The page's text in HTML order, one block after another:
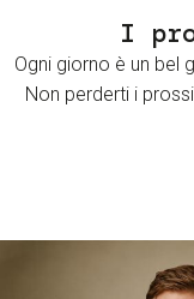
I
Ogni giorno è un bel
Non perderti i